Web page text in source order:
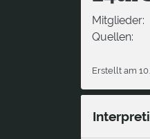
Mitglieder:
Quellen:
Erstellt am